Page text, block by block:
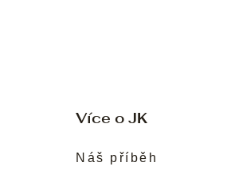
Více o JK
Náš příběh